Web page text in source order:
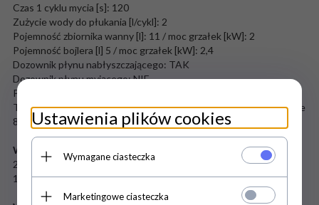
Czas 1 cyklu mycia [s]: 120
Zużycie wody do płukania [l/cykl]: 2
Pojemność zbiornika wanny [l]: 11 / moc grzałek [kW]: 2
Pojemność bojlera [l] 5 / moc grzałek [kW]: 2,4
Dozownik płynu nabłyszczającego: TAK
Dozownik płynu myjącego: NIE
Pompa spustowa: NIE
Temperatury kontrolowane termostatem: mycie 60 C, wyparzanie
85
C
Wyposażenie:
2 kosze myjące [mm]: 350x350
1 pojemnik na sztućce
Ustawienia plików cookies
Wymagane ciasteczka
Marketingowe ciasteczka